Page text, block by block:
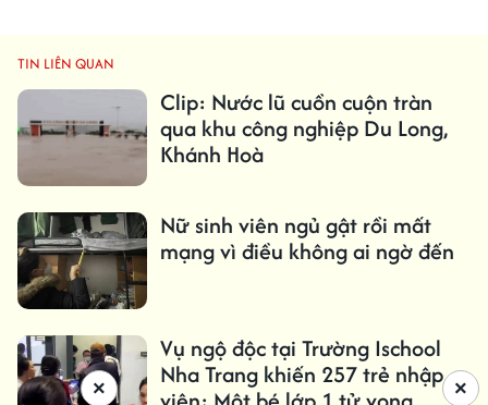
TIN LIÊN QUAN
Clip: Nước lũ cuồn cuộn tràn
qua khu công nghiệp Du Long,
Khánh Hoà
Nữ sinh viên ngủ gật rồi mất
mạng vì điều không ai ngờ đến
Vụ ngộ độc tại Trường Ischool
Nha Trang khiến 257 trẻ nhập ×
×